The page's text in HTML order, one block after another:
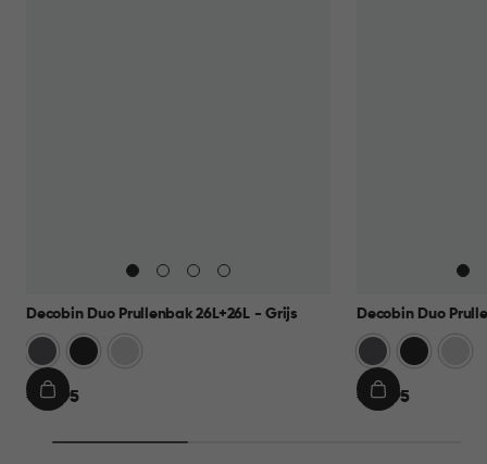
Decobin Duo Prullenbak 26L+26L - Grijs
Grijs Zwart
€€ 69,95
IN
Decobin Duo
Grijs Zwart
€€ 69,95
IN